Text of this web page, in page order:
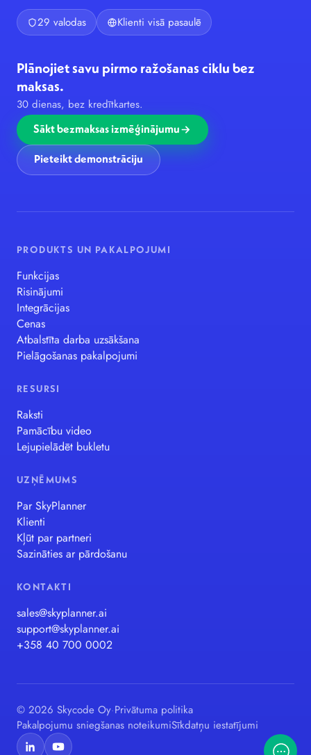
29 valodas Klienti visā pasaulē
Plānojiet savu pirmo ražošanas ciklu bez
maksas.
30 dienas, bez kredītkartes.
Sākt bezmaksas izmēģinājumu
Pieteikt demonstrāciju
PRODUKTS UN PAKALPOJUMI
Funkcijas
Risinājumi
Integrācijas
Cenas
Atbalstīta darba uzsākšana
Pielāgošanas pakalpojumi
RESURSI
Raksti
Pamācību video
Lejupielādēt bukletu
UZŅĒMUMS
Par SkyPlanner
Klienti
Kļūt par partneri
Sazināties ar pārdošanu
KONTAKTI
sales@skyplanner.ai
support@skyplanner.ai
+358 40 700 0002
© 2026 Skycode Oy·Privātuma politika
Pakalpojumu sniegšanas noteikumiSīkdatņu iestatījumi